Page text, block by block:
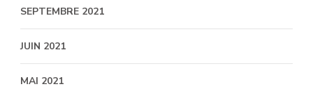
SEPTEMBRE 2021
JUIN 2021
MAI 2021